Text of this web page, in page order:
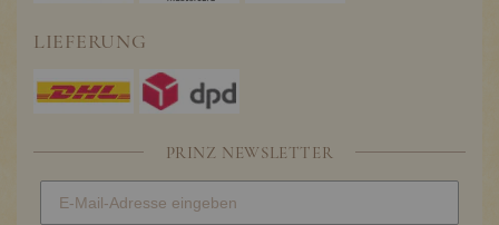
LIEFERUNG
PRINZ NEWSLETTER